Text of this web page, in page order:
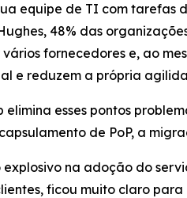
equipe de TI com tarefas
48% das
fornecedores e, ao
e reduzem a própria
elimina esses pontos
de PoP, a
explosivo na adoção do
ficou muito claro